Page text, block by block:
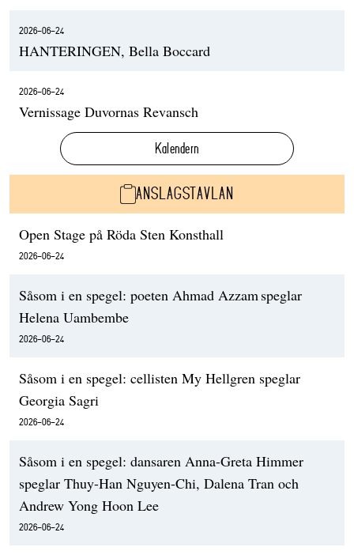
2026-06-24
HANTERINGEN, Bella Boccard
2026-06-24
Vernissage Duvornas Revansch
Kalendern
ANSLAGSTAVLAN
Open Stage på Röda Sten Konsthall
2026-06-24
Såsom i en spegel: poeten Ahmad Azzam speglar
Helena Uambembe
2026-06-24
Såsom i en spegel: cellisten My Hellgren speglar
Georgia Sagri
2026-06-24
Såsom i en spegel: dansaren Anna-Greta Himmer
speglar Thuy-Han Nguyen-Chi, Dalena Tran och
Andrew Yong Hoon Lee
2026-06-24